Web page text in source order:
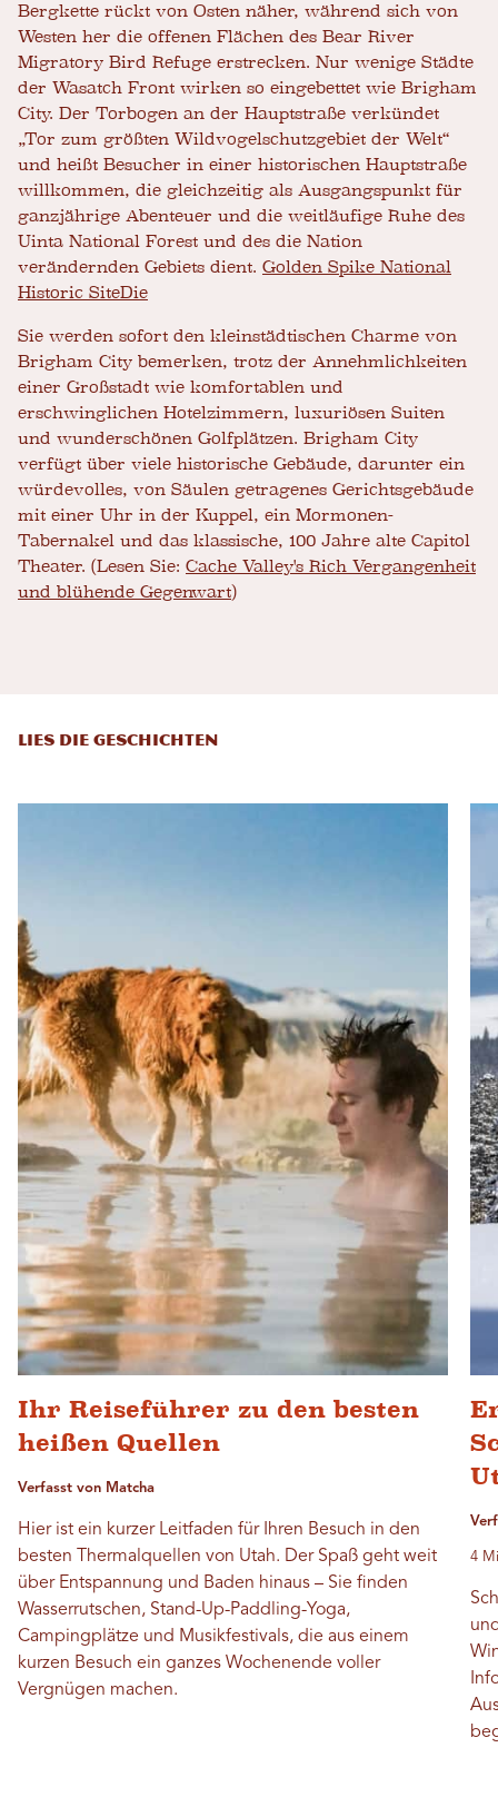
Bergkette rückt von Osten näher, während sich von
Westen her die offenen Flächen des Bear River
Migratory Bird Refuge erstrecken. Nur wenige Städte
der Wasatch Front wirken so eingebettet wie Brigham
City. Der Torbogen an der Hauptstraße verkündet
„Tor zum größten Wildvogelschutzgebiet der Welt“
und heißt Besucher in einer historischen Hauptstraße
willkommen, die gleichzeitig als Ausgangspunkt für
ganzjährige Abenteuer und die weitläufige Ruhe des
Uinta National Forest und des die Nation
verändernden Gebiets dient. Golden Spike National
Historic SiteDie
Sie werden sofort den kleinstädtischen Charme von
Brigham City bemerken, trotz der Annehmlichkeiten
einer Großstadt wie komfortablen und
erschwinglichen Hotelzimmern, luxuriösen Suiten
und wunderschönen Golfplätzen. Brigham City
verfügt über viele historische Gebäude, darunter ein
würdevolles, von Säulen getragenes Gerichtsgebäude
mit einer Uhr in der Kuppel, ein Mormonen-
Tabernakel und das klassische, 100 Jahre alte Capitol
Theater. (Lesen Sie: Cache Valley's Rich Vergangenheit
und blühende Gegenwart)
LIES DIE GESCHICHTEN
Ihr Reiseführer zu den besten
heißen Quellen
Verfasst von Matcha
Hier ist ein kurzer Leitfaden für Ihren Besuch in den
besten Thermalquellen von Utah. Der Spaß geht weit
über Entspannung und Baden hinaus – Sie finden
Wasserrutschen, Stand-Up-Paddling-Yoga,
Campingplätze und Musikfestivals, die aus einem
kurzen Besuch ein ganzes Wochenende voller
Vergnügen machen.
4